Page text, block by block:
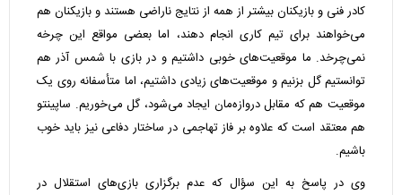
کادر فنی و بازیکنان بیشتر از همه از نتایج ناراضی هستند و بازیکنان هم
می‌خواهند برای تیم کاری انجام دهند، اما بعضی مواقع این چرخه
نمی‌چرخد. ما موقعیت‌های خوبی داشتیم و در بازی با شمس آذر هم
توانستیم گل بزنیم و موقعیت‌های زیادی داشتیم، اما متأسفانه روی یک
موقعیت هم که مقابل دروازه‌مان ایجاد می‌شود، گل می‌خوریم. ساپینتو
هم معتقد است که علاوه بر فاز تهاجمی در ساختار دفاعی نیز باید خوب
باشیم.
وی در پاسخ به این سؤال که عدم برگزاری بازی‌های استقلال در